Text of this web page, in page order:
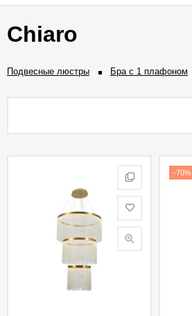
Chiaro
Подвесные люстры Бра с 1 плафоном
-70%